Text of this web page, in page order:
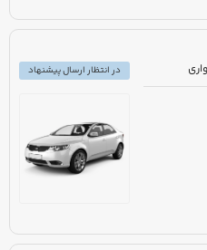
در انتظار ارسال پیشنهاد